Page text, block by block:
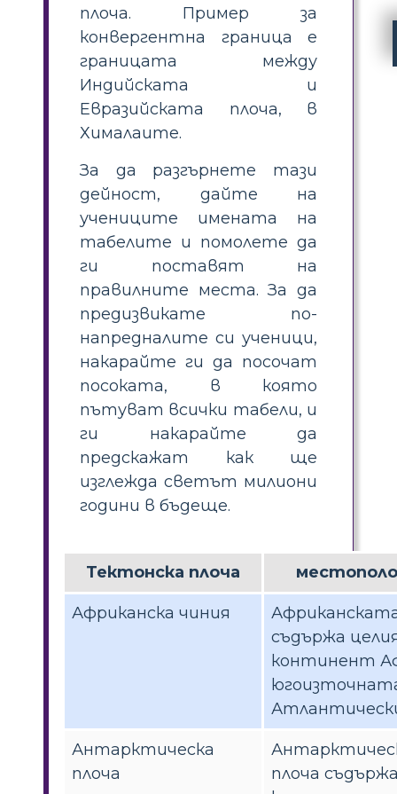
плоча. Пример за
конвергентна граница е
границата между
Индийската и
Евразийската плоча, в
Хималаите.
За да разгърнете тази
дейност, дайте на
учениците имената на
табелите и помолете да
ги поставят на
правилните места. За да
предизвикате по-
напредналите си ученици,
накарайте ги да посочат
посоката, в която
пътуват всички табели, и
ги накарайте да
предскажат как ще
изглежда светът милиони
години в бъдеще.
Тектонска плоча
Африканска чиния
съдържа
континент
Антарктическа
плоча
плоча